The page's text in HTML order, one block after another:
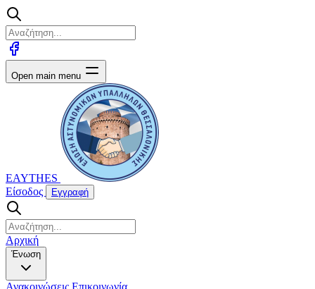
Open main menu
EAYTHES
Είσοδος
Εγγραφή
Αρχική
Ένωση
Ανακοινώσεις Επικοινωνία